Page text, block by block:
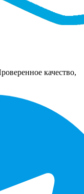
качество,